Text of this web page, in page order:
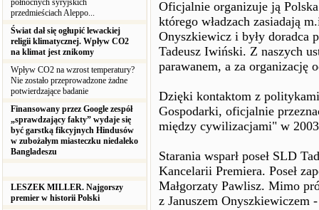
północnych syryjskich
przedmieściach Aleppo...
Świat dał się ogłupić lewackiej
religii klimatycznej. Wpływ CO2
na klimat jest znikomy
Wpływ CO2 na wzrost temperatury?
Nie zostało przeprowadzone żadne
potwierdzające badanie
Finansowany przez Google zespół
„sprawdzający fakty” wydaje się
być garstką fikcyjnych Hindusów
w zubożałym miasteczku niedaleko
Bangladeszu
LESZEK MILLER. Najgorszy
premier w historii Polski
Oficjalnie organizuje ją
którego władzach zasiadają
Onyszkiewicz i były doradca
Tadeusz Iwiński. Z naszych
parawanem, a za organizację
Dzięki kontaktom z
Gospodarki, oficjalnie
między cywilizacjami" w
Starania wsparł poseł SLD
Kancelarii Premiera. Poseł
Małgorzaty Pawlisz. Mimo
z Januszem Onyszkiewiczem